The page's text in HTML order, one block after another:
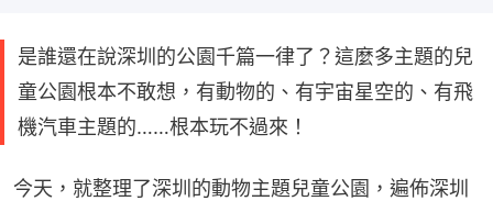
是誰還在說深圳的公園千篇一律了？這麼多主題的兒
童公園根本不敢想，有動物的、有宇宙星空的、有飛
機汽車主題的……根本玩不過來！
今天，就整理了深圳的動物主題兒童公園，遍佈深圳